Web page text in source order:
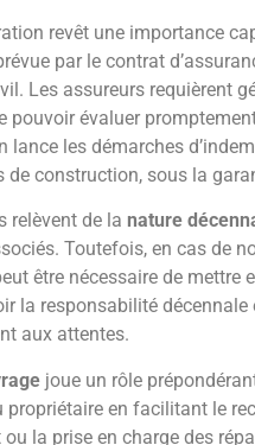
revêt une importance
par le contrat
Les assureurs requièrent
pouvoir évaluer
lance les démarches
de construction, sous la
relèvent de la nature
Toutefois, en cas de
être nécessaire de mettre
la responsabilité décennale
aux attentes.
joue un rôle
en facilitant le
la prise en charge des